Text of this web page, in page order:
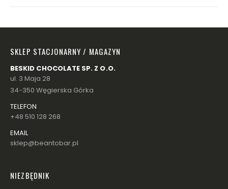
SKLEP STACJONARNY / MAGAZYN
BESKID CHOCOLATE SP. Z O.O.
ul. 3 Maja 28
34-350 Węgierska Górka
TELEFON
+48 510 128 268
EMAIL
sklep@beantobar.pl
NIEZBĘDNIK